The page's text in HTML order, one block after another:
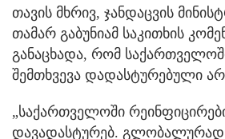
თავის მხრივ, ჯანდაცვის
თამარ გაბუნიამ საკითხის
განაცხადა, რომ
შემთხვევა დადასტურებული
„საქართველოში
დავადასტურებ.